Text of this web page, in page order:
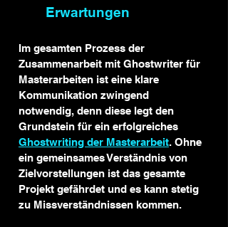
Erwartungen
Im gesamten Prozess der
Zusammenarbeit mit Ghostwriter für
Masterarbeiten ist eine klare
Kommunikation zwingend
notwendig, denn diese legt den
Grundstein für ein erfolgreiches
Ghostwriting der Masterarbeit. Ohne
ein gemeinsames Verständnis von
Zielvorstellungen ist das gesamte
Projekt gefährdet und es kann stetig
zu Missverständnissen kommen.